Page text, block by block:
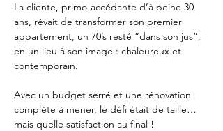
La cliente, primo-accédante d’à peine 30
ans, rêvait de transformer son premier
appartement, un 70’s resté “dans son jus”,
en un lieu à son image : chaleureux et
contemporain.
Avec un budget serré et une rénovation
complète à mener, le défi était de taille…
mais quelle satisfaction au final !